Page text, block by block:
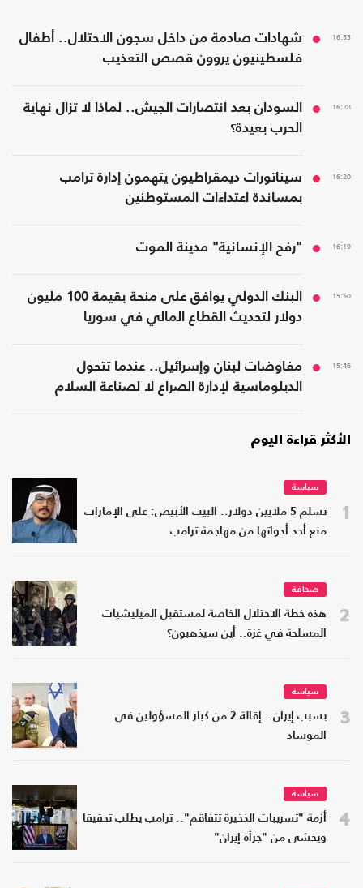
16:53
شهادات صادمة من داخل سجون الاحتلال.. أطفال
فلسطينيون يروون قصص التعذيب
16:28
السودان بعد انتصارات الجيش.. لماذا لا تزال نهاية
الحرب بعيدة؟
16:20
سيناتورات ديمقراطيون يتهمون إدارة ترامب
بمساندة اعتداءات المستوطنين
16:19 "رفح الإنسانية" مدينة الموت
15:50
البنك الدولي يوافق على منحة بقيمة 100 مليون
دولار لتحديث القطاع المالي في سوريا
15:46
مفاوضات لبنان وإسرائيل.. عندما تتحول
الدبلوماسية لإدارة الصراع لا لصناعة السلام
الأكثر قراءة اليوم
1
سياسة
تسلم 5 ملايين دولار.. البيت الأبيض: على الإمارات
منع أحد أدواتها من مهاجمة ترامب
2
صحافة
هذه خطة الاحتلال الخاصة لمستقبل الميليشيات
المسلحة في غزة.. أين سيذهبون؟
3
سياسة
بسبب إيران.. إقالة 2 من كبار المسؤولين في
الموساد
4
سياسة
أزمة "تسريبات الذخيرة تتفاقم".. ترامب يطلب تحقيقا
ويخشى من "جرأة إيران"